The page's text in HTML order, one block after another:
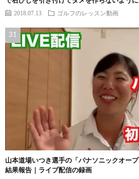
2018.07.13 ゴルフのレッスン動画
山本道場いつき選手の「パナソニックオー
結果報告｜ライブ配信の録画